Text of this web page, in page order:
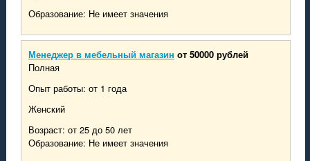
Образование: Не имеет значения
Менеджер в мебельный магазин от 50000 рублей
Полная
Опыт работы: от 1 года
Женский
Возраст: от 25 до 50 лет
Образование: Не имеет значения